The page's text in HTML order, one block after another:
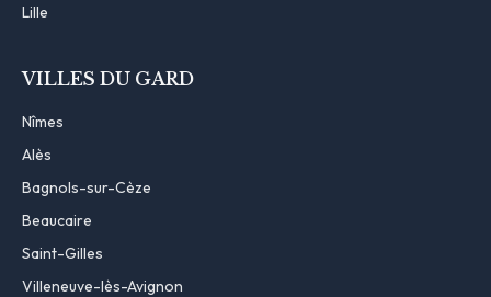
Lille
VILLES DU GARD
Nîmes
Alès
Bagnols-sur-Cèze
Beaucaire
Saint-Gilles
Villeneuve-lès-Avignon